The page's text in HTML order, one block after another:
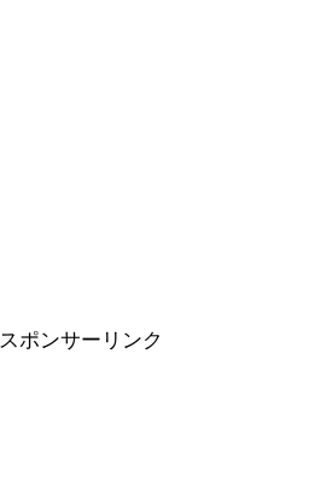
スポンサーリンク